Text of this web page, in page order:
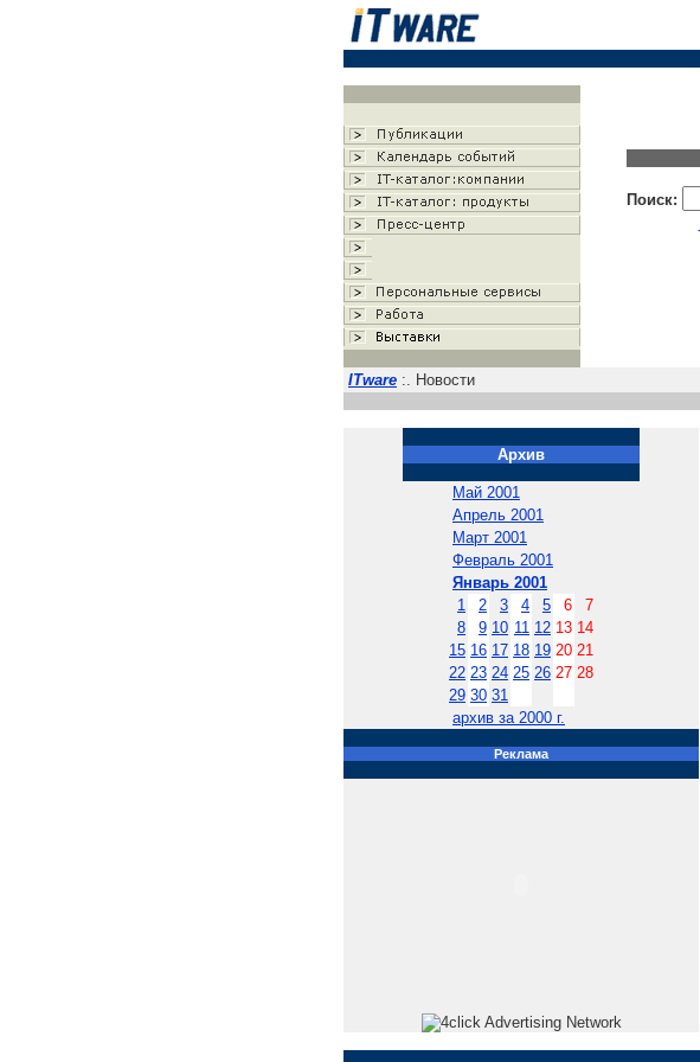
Поиск:
ITware :. Новости
Архив
Май 2001
Апрель 2001
Март 2001
Февраль 2001
Январь 2001
1
2 3 4 5 6
7
8
9 10 11 12 13 14
15 16 17 18 19 20 21
22 23 24 25 26 27 28
29 30 31
архив за 2000 г.
Реклама